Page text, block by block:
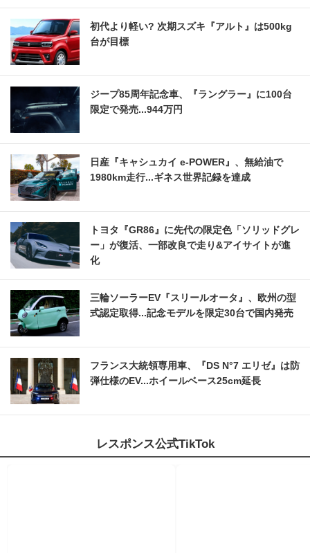
初代より軽い? 次期スズキ『アルト』は500kg
台が目標
ジープ85周年記念車、『ラングラー』に100台
限定で発売...944万円
日産『キャシュカイ e-POWER』、無給油で
1980km走行...ギネス世界記録を達成
トヨタ『GR86』に先代の限定色「ソリッドグレ
ー」が復活、一部改良で走り&アイサイトが進
化
三輪ソーラーEV『スリールオータ』、欧州の型
式認定取得...記念モデルを限定30台で国内発売
フランス大統領専用車、『DS N°7 エリゼ』は防
弾仕様のEV...ホイールベース25cm延長
レスポンス公式TikTok